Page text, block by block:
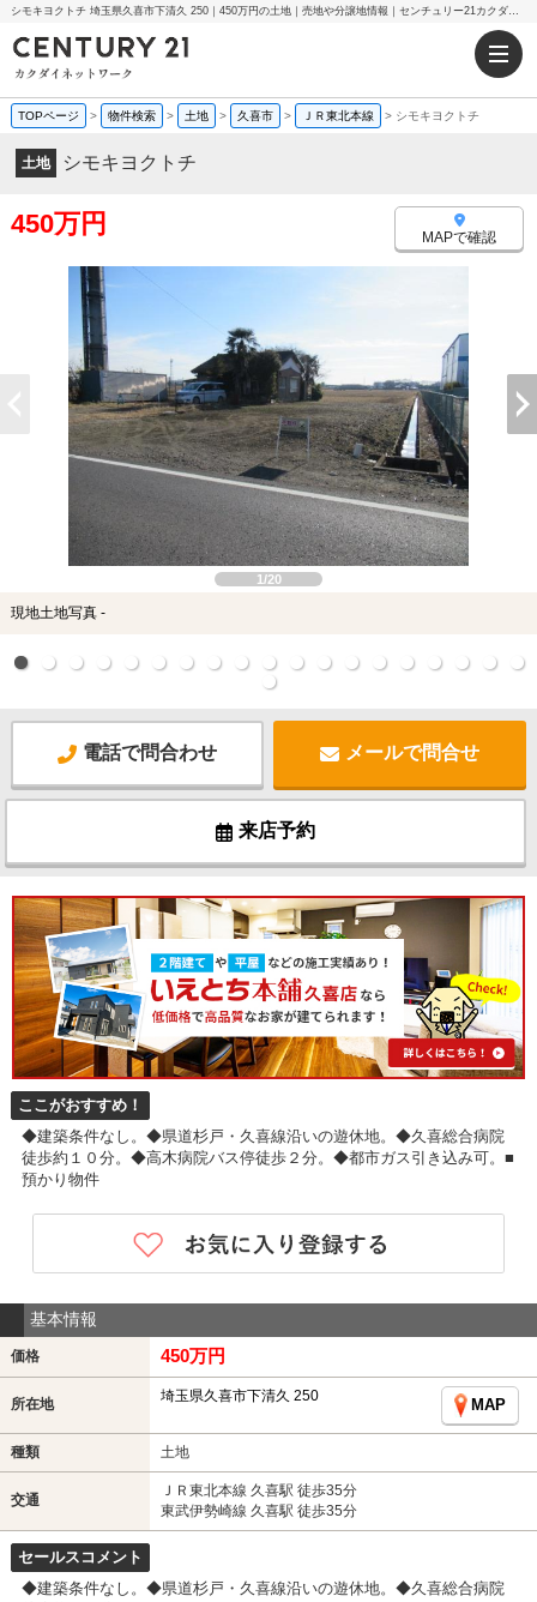
シモキヨクトチ 埼玉県久喜市下清久 250｜450万円の土地｜売地や分譲地情報｜センチュリー21カクダイネットワーク
TOPページ > 物件検索 > 土地 > 久喜市 > ＪＲ東北本線 > シモキヨクトチ
土地 シモキヨクトチ
450万円 MAPで確認
1/20
現地土地写真 -
電話で問合わせ メールで問合せ
来店予約
ここがおすすめ！
◆建築条件なし。◆県道杉戸・久喜線沿いの遊休地。◆久喜総合病院
徒歩約１０分。◆高木病院バス停徒歩２分。◆都市ガス引き込み可。■
預かり物件
基本情報
価格 450万円
所在地 埼玉県久喜市下清久 250
MAP
種類 土地
交通
ＪＲ東北本線 久喜駅 徒歩35分
東武伊勢崎線 久喜駅 徒歩35分
セールスコメント
◆建築条件なし。◆県道杉戸・久喜線沿いの遊休地。◆久喜総合病院